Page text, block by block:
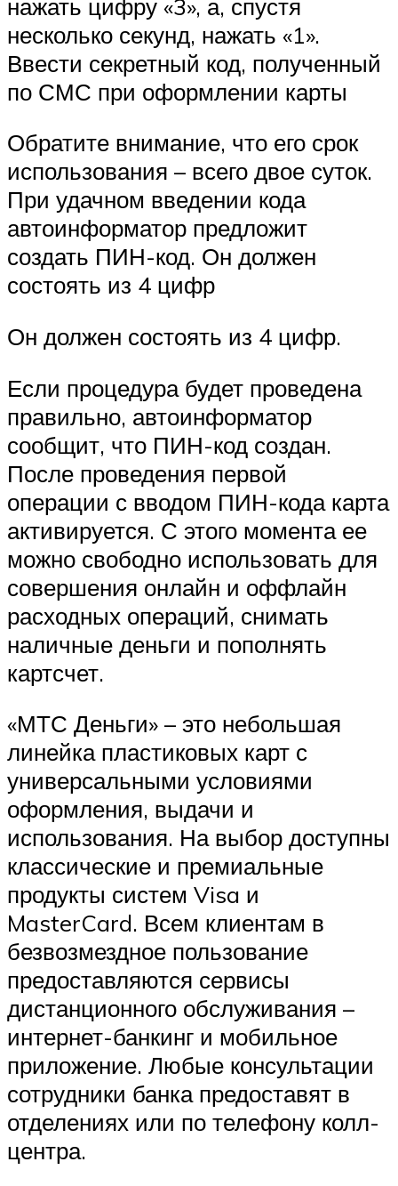
нажать цифру «3», а, спустя
несколько секунд, нажать «1».
Ввести секретный код, полученный
по СМС при оформлении карты
Обратите внимание, что его срок
использования – всего двое суток.
При удачном введении кода
автоинформатор предложит
создать ПИН-код. Он должен
состоять из 4 цифр
Он должен состоять из 4 цифр.
Если процедура будет проведена
правильно, автоинформатор
сообщит, что ПИН-код создан.
После проведения первой
операции с вводом ПИН-кода карта
активируется. С этого момента ее
можно свободно использовать для
совершения онлайн и оффлайн
расходных операций, снимать
наличные деньги и пополнять
картсчет.
«МТС Деньги» – это небольшая
линейка пластиковых карт с
универсальными условиями
оформления, выдачи и
использования. На выбор доступны
классические и премиальные
продукты систем Visa и
MasterCard. Всем клиентам в
безвозмездное пользование
предоставляются сервисы
дистанционного обслуживания –
интернет-банкинг и мобильное
приложение. Любые консультации
сотрудники банка предоставят в
отделениях или по телефону колл-
центра.